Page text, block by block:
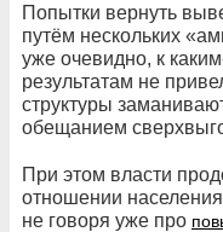
Попытки вернуть
путём нескольких
уже очевидно, к
результатам не
структуры
обещанием
При этом власти
отношении
не говоря уже про